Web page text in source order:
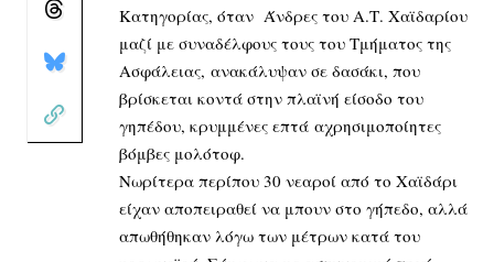
Κατηγορίας, όταν Άνδρες του Α.Τ. Χαϊδαρίου
μαζί με συναδέλφους τους του Τμήματος της
Ασφάλειας, ανακάλυψαν σε δασάκι, που
βρίσκεται κοντά στην πλαϊνή είσοδο του
γηπέδου, κρυμμένες επτά αχρησιμοποίητες
βόμβες μολότοφ.
Νωρίτερα περίπου 30 νεαροί από το Χαϊδάρι
είχαν αποπειραθεί να μπουν στο γήπεδο, αλλά
απωθήθηκαν λόγω των μέτρων κατά του